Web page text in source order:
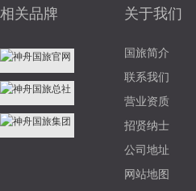
相关品牌 关于我们
国旅简介
联系我们
营业资质
招贤纳士
公司地址
网站地图